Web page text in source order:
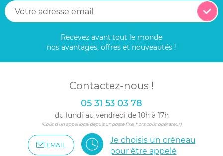
Recevez avant tout le monde
nos avantages, offres et nouveautés !
Contactez-nous !
05 31 53 03 78
du lundi au vendredi de 10h à 17h
(Coût d'un appel local depuis un poste fixe, hors coût opérateur)
EMAIL
Je choisis un créneau
pour être appelé